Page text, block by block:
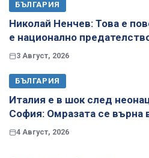
БЪЛГАРИЯ
Николай Ненчев: Това е
е национално
3 Август, 2026
БЪЛГАРИЯ
Италия е в шок след
София: Омразата се върна
4 Август, 2026